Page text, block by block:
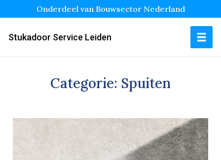
Onderdeel van Bouwsector Nederland
Stukadoor Service Leiden
Categorie: Spuiten